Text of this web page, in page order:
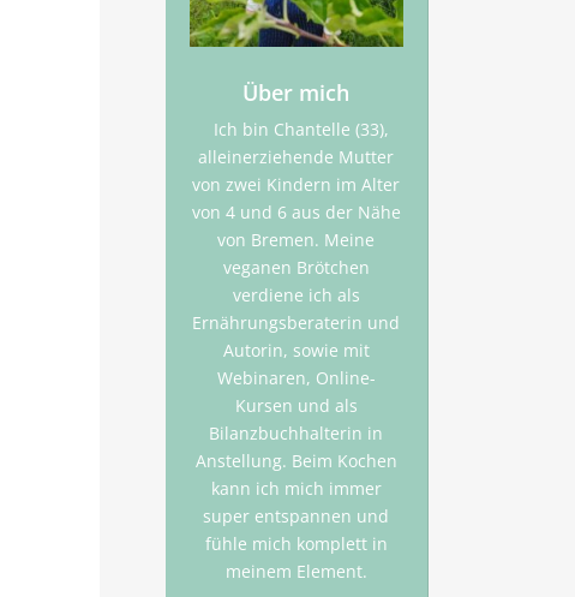
Über mich
Ich bin Chantelle (33),
alleinerziehende Mutter
von zwei Kindern im Alter
von 4 und 6 aus der Nähe
von Bremen. Meine
veganen Brötchen
verdiene ich als
Ernährungsberaterin und
Autorin, sowie mit
Webinaren, Online-
Kursen und als
Bilanzbuchhalterin in
Anstellung. Beim Kochen
kann ich mich immer
super entspannen und
fühle mich komplett in
meinem Element.